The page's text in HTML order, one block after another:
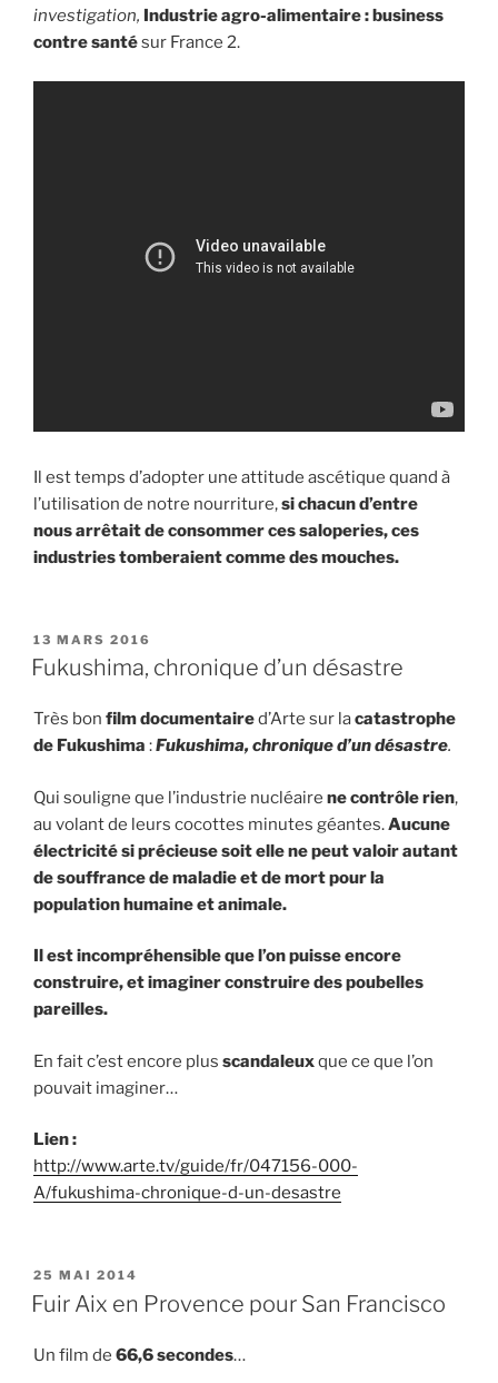
investigation, Industrie agro-alimentaire : business
contre santésur France 2.
Il est temps d’adopter une attitude ascétique quand à
l’utilisation de notre nourriture,si chacun d’entre
nous arrêtait de consommer ces saloperies, ces
industries tomberaient comme des mouches.
PUBLIÉ
LE
13 MARS 2016
Fukushima, chronique d’un désastre
Très bon film documentaired’Arte sur lacatastrophe
de Fukushima :Fukushima, chronique d’un désastre.
Qui souligne que l’industrie nucléaire ne contrôle rien,
au volant de leurs cocottes minutes géantes.Aucune
électricité si précieuse soit elle ne peut valoir autant
de souffrance de maladie et de mort pour la
population humaine et animale.
Il est incompréhensible que l’on puisse encore
construire, et imaginer construire des poubelles
pareilles.
En fait c’est encore plus scandaleuxque ce que l’on
pouvait imaginer…
Lien :
http://www.arte.tv/guide/fr/047156-000-
A/fukushima-chronique-d-un-desastre
PUBLIÉ
LE
25 MAI 2014
Fuir Aix en Provence pour San Francisco
Un film de 66,6 secondes…